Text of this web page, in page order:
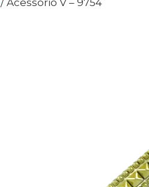
/ Acessório V – 9754